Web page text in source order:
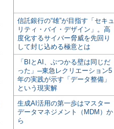
信託銀行の“雄”が目指す「セキュ
リティ・バイ・デザイン」。高
度化するサイバー脅威を先回り
して封じ込める極意とは
「BIとAI、ぶつかる壁は同じだ
った」─東急レクリエーション5
年の実践が示す「データ整備」
という現実解
生成AI活用の第一歩はマスター
データマネジメント（MDM）か
ら